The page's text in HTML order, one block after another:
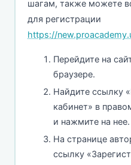
шагам, также можете
для регистрации
https://
Перейдите на
браузере.
Найдите ссылку
кабинет» в
и нажмите на нее.
На странице
ссылку